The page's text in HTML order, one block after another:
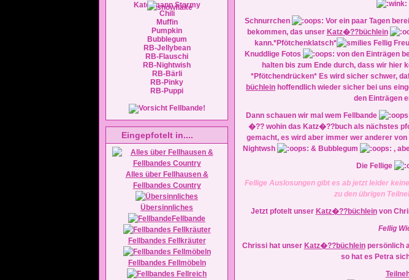
Katermann Stormy
Chili
Muffin
Pumpkin
Bubblegum
RB-Jellybean
RB-Flauschi
RB-Nightwish
RB-Bärli
RB-Pinky
RB-Puppi
Eingepfotelt in....
Alles über Fellhausen &
Fellbandes Country
Übersinnliches
Fellbande
Fellbandes Fellkräuter
Fellbandes Fellmöbeln
Schnurrchen
Vor ein paar Tagen
bekommen, das unser Katz�??büchlein
kann.*Pfötchenklatsch*
Fellig
Knuddlige Fotos
von den Einträgen
halten bis zum Ende durch, dass wir hier
*Pfötchendrücken* Es wird sicher schwer,
büchlein hoffendlich wieder sicher bei uns
den Einträgen
Dann schauen wir mal wem Fellbande
�?? wohin das Katz�??buch als nächstes
gemacht, es wird aber immer wer anderer
Nightwsh
& Bubblegum
,
Die Fellige
Fellige Auslosungen gibt es ab jetzt leider
zu den übrigen
Jetzt pfotelt unser Katz�??büchleinvon
Fellig
Chrissi hat unser Katz�??büchleinpersönlich
so hat es Petra